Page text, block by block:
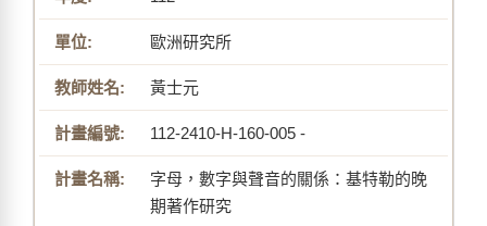
歐洲研究所
黃士元
112-2410-H-160-005 -
字母，數字與聲音的關係：基特勒的晚
期著作研究